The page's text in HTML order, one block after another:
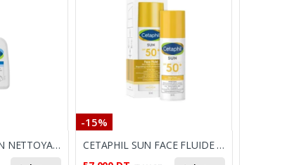
CETAPHIL LOTION NETTOYANTE 470 ML
-15%
CETAPHIL SUN FACE FLUIDE INVISIBLE SPF50+